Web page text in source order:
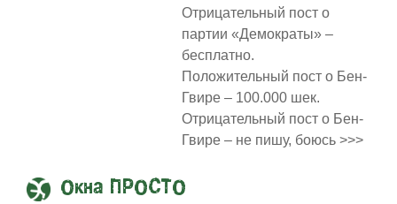
Отрицательный пост о
партии «Демократы» –
бесплатно.
Положительный пост о Бен-
Гвире – 100.000 шек.
Отрицательный пост о Бен-
Гвире – не пишу, боюсь >>>
Окна ПРОСТО